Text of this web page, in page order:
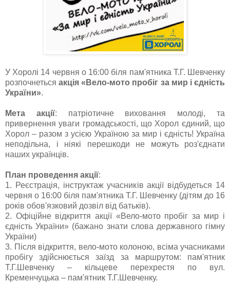
У Хоролі 14 червня о 16:00 біля пам'ятника Т.Г. Шевченку
розпочнетьсяакція «Вело-мото пробіг за мир і єдність
України».
Мета акції: патріотичне виховання молоді, та
привернення уваги громадськості, що Хорол єдиний, що
Хорол – разом з усією Україною за мир і єдність! Україна
неподільна, і ніякі перешкоди не можуть роз'єднати
наших українців.
План проведення акції:
1. Реєстрація, інструктаж учасників акції відбудеться 14
червня о 16:00 біля пам'ятника Т.Г. Шевченку (дітям до 16
років обов'язковий дозвіл від батьків).
2. Офіційне відкриття акції «Вело-мото пробіг за мир і
єдність України» (бажано знати слова державного гімну
України)
3. Після відкриття, вело-мото колоною, всіма учасниками
пробігу здійснюється заїзд за маршрутом: пам'ятник
Т.Г.Шевченку – кільцеве перехрестя по вул.
Кременчуцька – пам'ятник Т.Г.Шевченку.